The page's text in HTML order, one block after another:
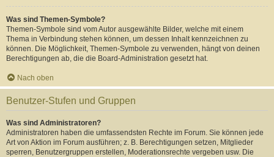
Was sind Themen-Symbole?
Themen-Symbole sind vom Autor ausgewählte Bilder, welche mit einem
Thema in Verbindung stehen können, um dessen Inhalt kennzeichnen zu
können. Die Möglichkeit, Themen-Symbole zu verwenden, hängt von deinen
Berechtigungen ab, die die Board-Administration gesetzt hat.
Nach oben
Benutzer-Stufen und Gruppen
Was sind Administratoren?
Administratoren haben die umfassendsten Rechte im Forum. Sie können jede
Art von Aktion im Forum ausführen; z. B. Berechtigungen setzen, Mitglieder
sperren, Benutzergruppen erstellen, Moderationsrechte vergeben usw. Die